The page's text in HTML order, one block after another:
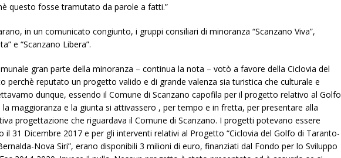
questo fosse tramutato da parole a fatti.”
in un comunicato congiunto, i gruppi consiliari di minoranza “Scanzano Viva”,
e “Scanzano Libera”.
gran parte della minoranza – continua la nota – votò a favore della Ciclovia del
perchè reputato un progetto valido e di grande valenza sia turistica che culturale e
dunque, essendo il Comune di Scanzano capofila per il progetto relativo al Golfo
maggioranza e la giunta si attivassero , per tempo e in fretta, per presentare alla
progettazione che riguardava il Comune di Scanzano. I progetti potevano essere
il 31 Dicembre 2017 e per gli interventi relativi al Progetto “Ciclovia del Golfo di Taranto-
Nova Siri”, erano disponibili 3 milioni di euro, finanziati dal Fondo per lo Sviluppo